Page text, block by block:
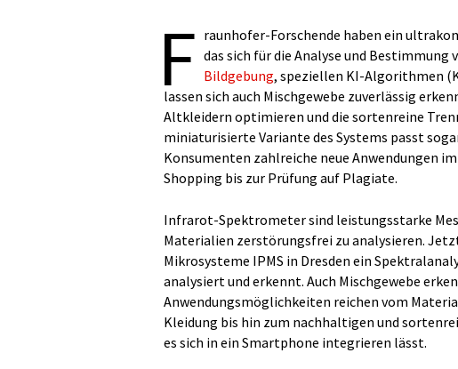
F raunhofer-Forschende haben ein
das sich für die Analyse und Bestimmung
Bildgebung, speziellen KI-Algorithmen
lassen sich auch Mischgewebe zuverlässig
Altkleidern optimieren und die sortenreine
miniaturisierte Variante des Systems passt
Konsumenten zahlreiche neue Anwendungen
Shopping bis zur Prüfung auf Plagiate.
Infrarot-Spektrometer sind leistungsstarke
Materialien zerstörungsfrei zu analysieren.
Mikrosysteme IPMS in Dresden ein
analysiert und erkennt. Auch Mischgewebe
Anwendungsmöglichkeiten reichen vom
Kleidung bis hin zum nachhaltigen und
es sich in ein Smartphone integrieren lässt.